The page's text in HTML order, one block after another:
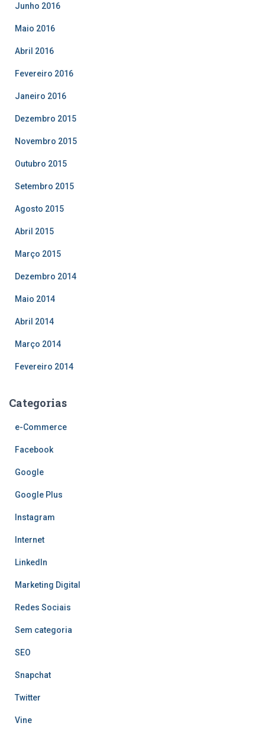
Junho 2016
Maio 2016
Abril 2016
Fevereiro 2016
Janeiro 2016
Dezembro 2015
Novembro 2015
Outubro 2015
Setembro 2015
Agosto 2015
Abril 2015
Março 2015
Dezembro 2014
Maio 2014
Abril 2014
Março 2014
Fevereiro 2014
Categorias
e-Commerce
Facebook
Google
Google Plus
Instagram
Internet
LinkedIn
Marketing Digital
Redes Sociais
Sem categoria
SEO
Snapchat
Twitter
Vine